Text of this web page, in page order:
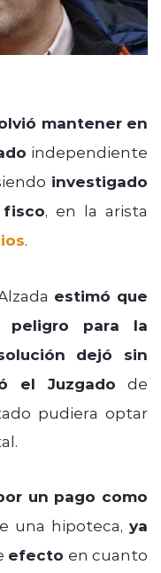
mantener en
independiente
investigado
, en la arista
.
estimó que
peligro para la
dejó sin
el Juzgado de
pudiera optar
un pago como
una hipoteca, ya
efecto en cuanto